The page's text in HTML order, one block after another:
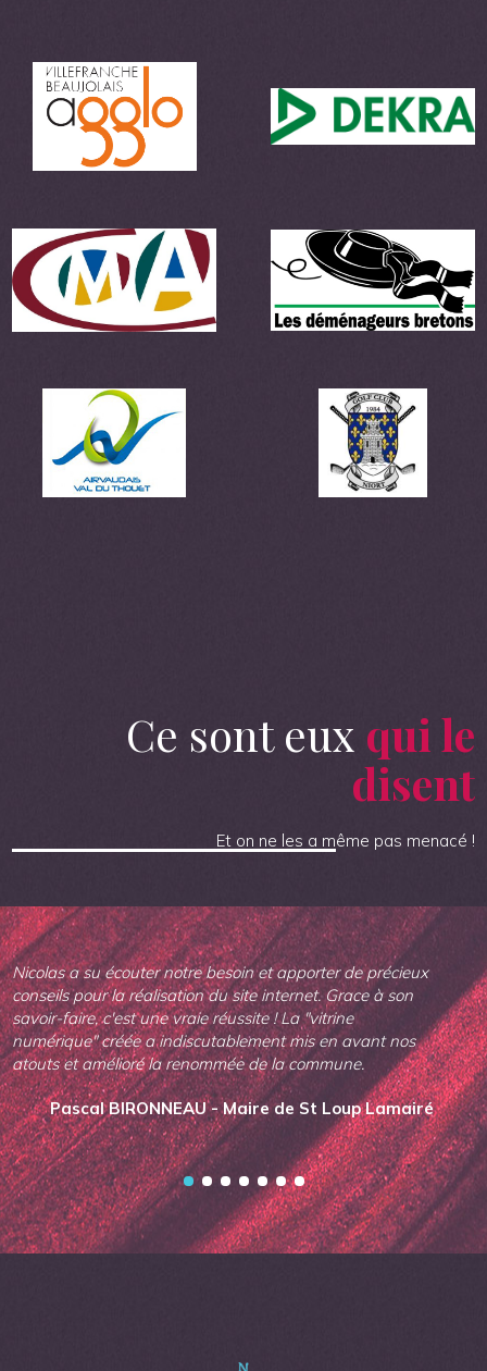
Ce sont eux qui le
disent
Et on ne les a même pas menacé !
Nicolas a su écouter notre besoin et apporter de précieux
conseils pour la réalisation du site internet. Grace à son
savoir-faire, c'est une vraie réussite ! La "vitrine
numérique" créée a indiscutablement mis en avant nos
atouts et amélioré la renommée de la commune.
Pascal BIRONNEAU - Maire de St Loup Lamairé